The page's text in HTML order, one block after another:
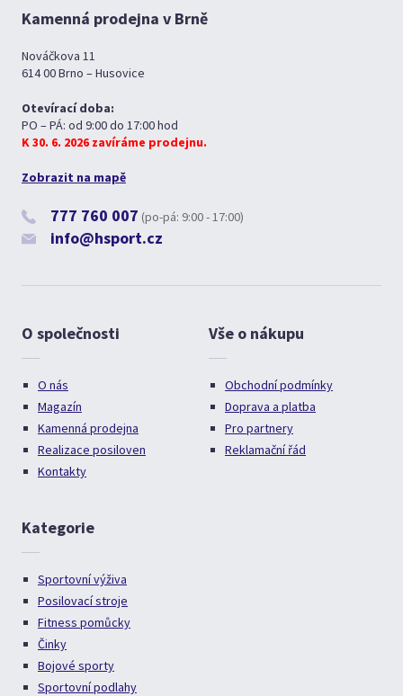
Kamenná prodejna v Brně
Nováčkova 11
614 00 Brno – Husovice
Otevírací doba:
PO – PÁ: od 9:00 do 17:00 hod
K 30. 6. 2026 zavíráme prodejnu.
Zobrazit na mapě
777 760 007 (po-pá: 9:00 - 17:00)
info@hsport.cz
O společnosti
O nás
Magazín
Kamenná prodejna
Realizace posiloven
Kontakty
Vše o nákupu
Obchodní podmínky
Doprava a platba
Pro partnery
Reklamační řád
Kategorie
Sportovní výživa
Posilovací stroje
Fitness pomůcky
Činky
Bojové sporty
Sportovní podlahy